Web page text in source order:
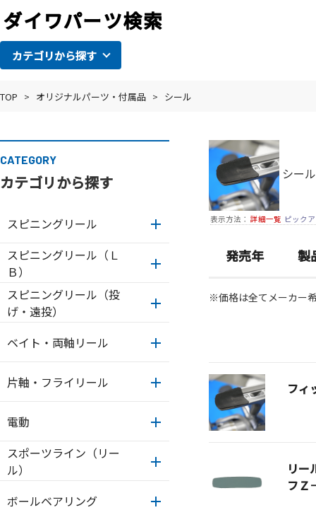
カテゴリから探す
TOP > オリジナルパーツ・付属品 > シール
CATEGORY
カテゴリから探す
スピニングリール
スピニングリール（Ｌ
Ｂ）
スピニングリール（投
げ・遠投）
ベイト・両軸リール
片軸・フライリール
電動
スポーツライン（リー
ル）
ボールベアリング
シール
表示方法： 詳細一覧 ピック
発売年 製
※価格は全てメーカー
フィ
リー
フＺ